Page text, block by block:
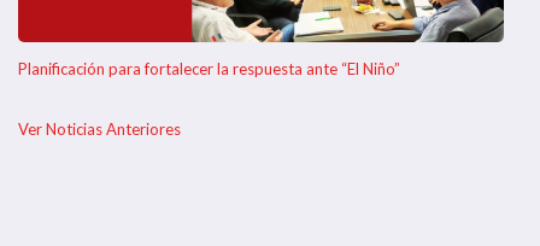
Planificación para fortalecer la respuesta ante “El Niño”
Ver Noticias Anteriores